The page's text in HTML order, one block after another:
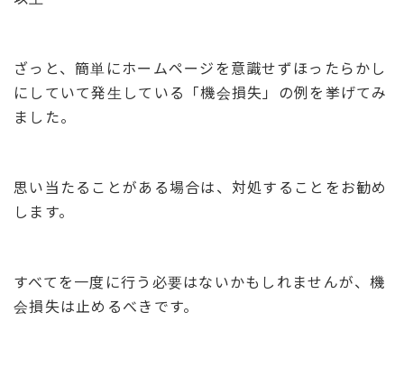
ざっと、簡単にホームページを意識せずほったらかし
にしていて発生している「機会損失」の例を挙げてみ
ました。
思い当たることがある場合は、対処することをお勧め
します。
すべてを一度に行う必要はないかもしれませんが、機
会損失は止めるべきです。